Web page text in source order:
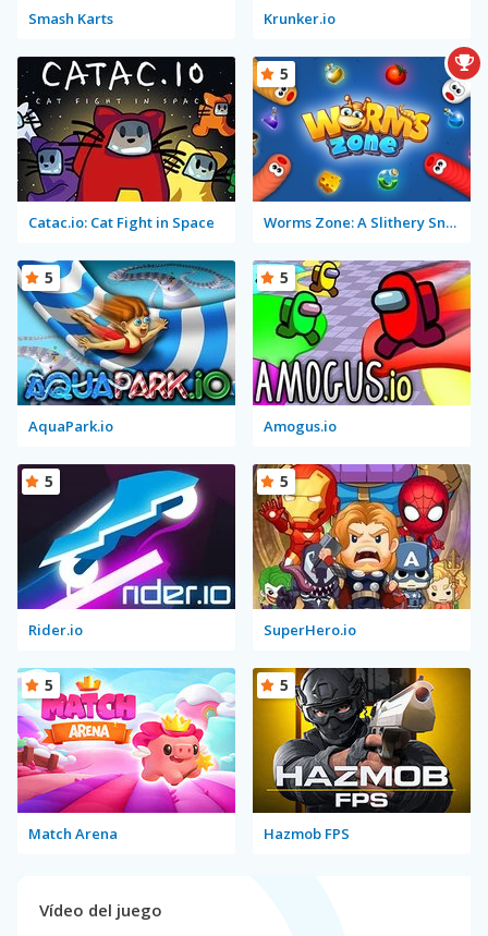
Smash Karts Krunker.io
Catac.io: Cat Fight in Space Worms Zone: A Slithery Snake
5
AquaPark.io
5
Amogus.io
5
Rider.io
5
SuperHero.io
5
Match Arena
5
Hazmob FPS
5
Vídeo del juego